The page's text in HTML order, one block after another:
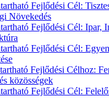
Fejlődési Cél:
Növekedés
Fejlődési Cél: Ipar,
Fejlődési Cél:
Fejlődési Célhoz:
közösségek
Fejlődési Cél: